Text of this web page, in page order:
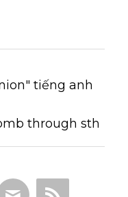
tiếng anh
through sth